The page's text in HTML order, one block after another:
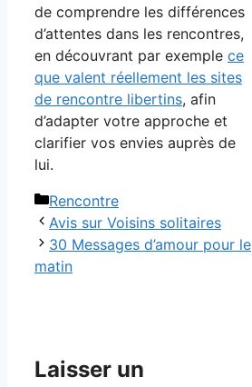
de comprendre les différences
d’attentes dans les rencontres,
en découvrant par exemple ce
que valent réellement les sites
de rencontre libertins, afin
d’adapter votre approche et
clarifier vos envies auprès de
lui.
Catégories
Rencontre
Avis sur Voisins solitaires
30 Messages d’amour pour le
matin
Laisser un